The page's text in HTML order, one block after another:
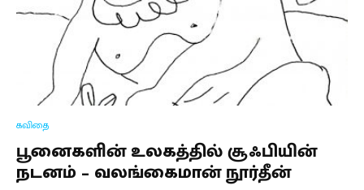
கவிதை
பூனைகளின் உலகத்தில் சூஃபியின்
நடனம் – வலங்கைமான் நூர்தீன்